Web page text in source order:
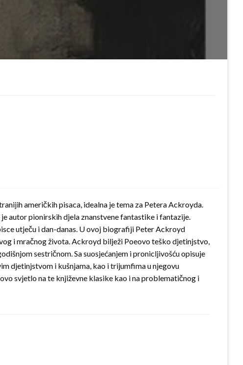
američkih pisaca, idealna je tema za Petera Ackroyda.
autor pionirskih djela znanstvene fantastike i fantazije.
utječu i dan-danas. U ovoj biografiji Peter Ackroyd
i mračnog života. Ackroyd bilježi Poeovo teško djetinjstvo,
sestričnom. Sa suosjećanjem i pronicljivošću opisuje
djetinjstvom i kušnjama, kao i trijumfima u njegovu
svjetlo na te književne klasike kao i na problematičnog i